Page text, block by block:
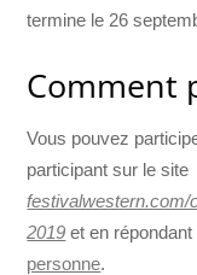
termine le 26
Comment
Vous pouvez
participant sur le site
festivalwestern.com/
2019 et en répondant
personne.